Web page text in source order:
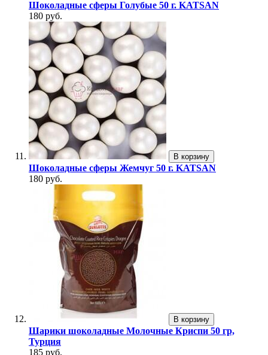
Шоколадные сферы Голубые 50 г. KATSAN
180 руб.
В корзину
Шоколадные сферы Жемчуг 50 г. KATSAN
180 руб.
В корзину
Шарики шоколадные Молочные Криспи 50 гр,
Турция
185 руб.